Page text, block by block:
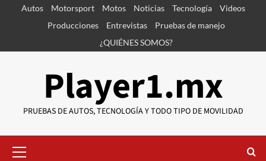
SaltarAutos Motorsport Motos Noticias Tecnología
Videos
Producciones
Entrevistas
Pruebas de manejo
¿QUIÉNES SOMOS?
Player1.mx
PRUEBAS DE AUTOS, TECNOLOGÍA Y TODO TIPO DE MOVILIDAD
primario